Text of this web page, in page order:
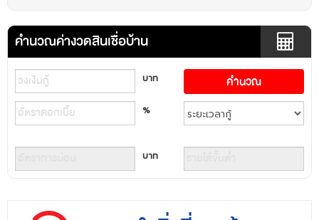
คำนวณค่างวดสินเชื่อบ้าน
บาท
%
บาท